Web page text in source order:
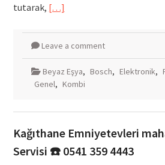
tutarak, […]
Leave a comment
Beyaz Eşya, Bosch, Elektronik,
Genel, Kombi
Kağıthane Emniyetevleri
Servisi ☎️ 0541 359 4443